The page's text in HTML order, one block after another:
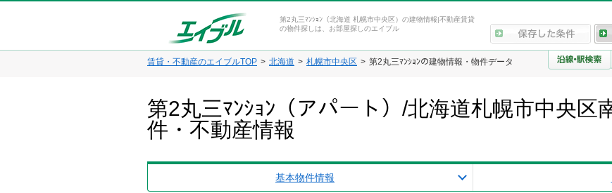
第2丸三ﾏﾝｼｮﾝ（北海道 札幌市中央区）の建物情報|不動産賃貸
の物件探しは、お部屋探しのエイブル
賃貸・不動産のエイブルTOP 北海道 札幌市中央区 第2丸三ﾏﾝｼｮﾝの建物情報・物件データ
第2丸三ﾏﾝｼｮﾝ（アパート）/北海道札幌市中央区
件・不動産情報
基本物件情報